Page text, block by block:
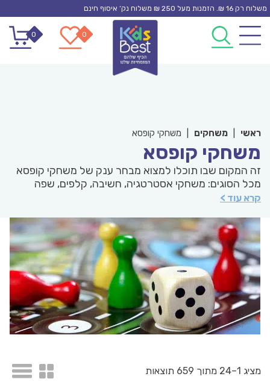
Skip
content
משלוח רק 16 ₪. הזמנות מעל 250 ₪ משלוח נק’ איסוף חינם
0
0
ראשי משחקים משחקי קופסא
משחקי קופסא
זה המקום שבו תוכלו למצוא מבחר ענק של משחקי קופסא
מכל הסוגים: משחקי אסטרטגיה, חשיבה, קלפים, שפה
ולמידה. מהיצרנים המובילים בארץ במחירים מיוחדים.
מלמדים המון ומפתחים את הילדים שלנו וכאן תוכלו לראות
לצידם את מאות דירוגי מומחי האתר והגולשים.
קרא עוד >
מציג 1–24 מתוך 659 תוצאות